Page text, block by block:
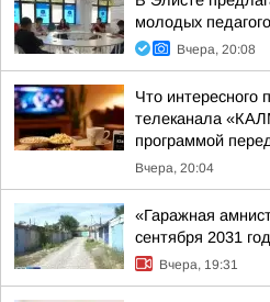
молодых
Вчера, 20:08
Что интересного
телеканала
программой
Вчера, 20:04
«Гаражная
сентября 2031
Вчера, 19:31